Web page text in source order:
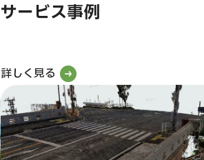
サービス事例
詳しく見る